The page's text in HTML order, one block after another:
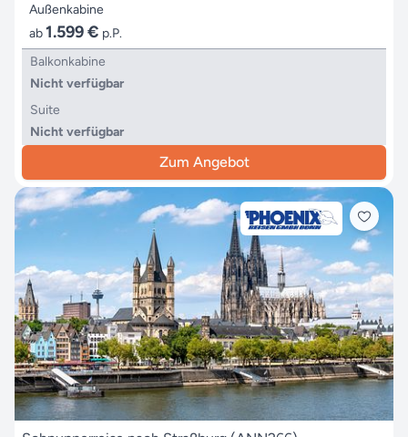
Außenkabine
ab1.599 € p.P.
Balkonkabine
Nicht verfügbar
Suite
Nicht verfügbar
Zum Angebot